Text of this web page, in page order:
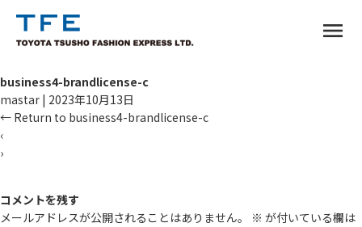
menu
business4-brandlicense-c
mastar | 2023年10月13日
← Return to business4-brandlicense-c
‹
›
コメントを残す
メールアドレスが公開されることはありません。
※ が付いている欄は